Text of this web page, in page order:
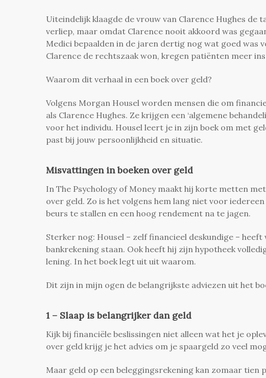
Uiteindelijk klaagde de vrouw van Clarence Hughes
verliep, maar omdat Clarence nooit akkoord was
Medici bepaalden in de jaren dertig nog wat goed was
Clarence de rechtszaak won, kregen patiënten meer
Waarom dit verhaal in een boek over geld?
Volgens Morgan Housel worden mensen die om
als Clarence Hughes. Ze krijgen een ‘algemene
voor het individu. Housel leert je in zijn boek om met
past bij jouw persoonlijkheid en situatie.
Misvattingen in boeken over geld
In The Psychology of Money maakt hij korte metten
over geld. Zo is het volgens hem lang niet voor
beurs te stallen en een hoog rendement na te jagen.
Sterker nog: Housel – zelf financieel deskundige –
bankrekening staan. Ook heeft hij zijn hypotheek
lening. In het boek legt uit uit waarom.
Dit zijn in mijn ogen de belangrijkste adviezen uit het
1 – Slaap is belangrijker dan geld
Kijk bij financiële beslissingen niet alleen wat het je
over geld krijg je het advies om je spaargeld zo veel
Maar geld op een beleggingsrekening kan zomaar tien